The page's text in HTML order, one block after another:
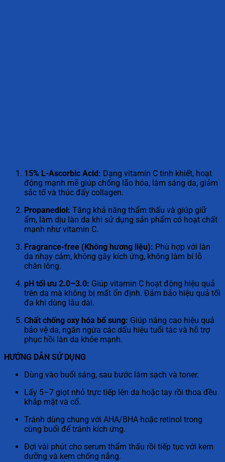
15% L-Ascorbic Acid: Dạng vitamin C tinh khiết, hoạt
động mạnh mẽ giúp chống lão hóa, làm sáng da, giảm
sắc tố và thúc đẩy collagen.
Propanediol: Tăng khả năng thẩm thấu và giúp giữ
ẩm, làm dịu làn da khi sử dụng sản phẩm có hoạt chất
mạnh như vitamin C.
Fragrance-free (Không hương liệu): Phù hợp với làn
da nhạy cảm, không gây kích ứng, không làm bí lỗ
chân lông.
pH tối ưu 2.0–3.0: Giúp vitamin C hoạt động hiệu quả
trên da mà không bị mất ổn định. Đảm bảo hiệu quả tối
đa khi dùng lâu dài.
Chất chống oxy hóa bổ sung: Giúp nâng cao hiệu quả
bảo vệ da, ngăn ngừa các dấu hiệu tuổi tác và hỗ trợ
phục hồi làn da khỏe mạnh.
HƯỚNG DẪN SỬ DỤNG
Dùng vào buổi sáng, sau bước làm sạch và toner.
Lấy 5–7 giọt nhỏ trực tiếp lên da hoặc tay rồi thoa đều
khắp mặt và cổ.
Tránh dùng chung với AHA/BHA hoặc retinol trong
cùng buổi để tránh kích ứng.
Đợi vài phút cho serum thẩm thấu rồi tiếp tục với kem
dưỡng và kem chống nắng.